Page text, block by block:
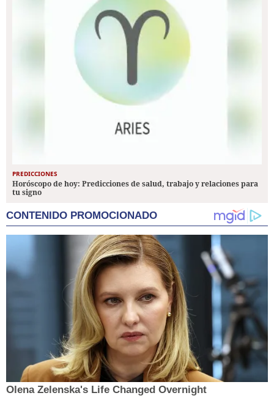
PREDICCIONES
Horóscopo de hoy: Predicciones de salud, trabajo y relaciones para
tu signo
CONTENIDO PROMOCIONADO
Olena Zelenska's Life Changed Overnight